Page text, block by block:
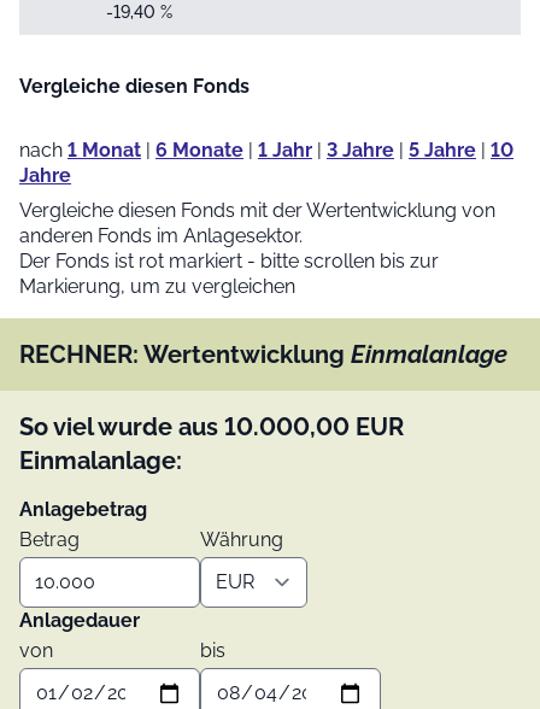
-19,40 %
Vergleiche diesen Fonds
nach 1 Monat | 6 Monate | 1 Jahr | 3 Jahre | 5 Jahre | 10
Jahre
Vergleiche diesen Fonds mit der Wertentwicklung von
anderen Fonds im Anlagesektor.
Der Fonds ist rot markiert - bitte scrollen bis zur
Markierung, um zu vergleichen
RECHNER: Wertentwicklung Einmalanlage
So viel wurde aus 10.000,00 EUR
Einmalanlage:
Anlagebetrag
Betrag
Währung
Anlagedauer
von
bis